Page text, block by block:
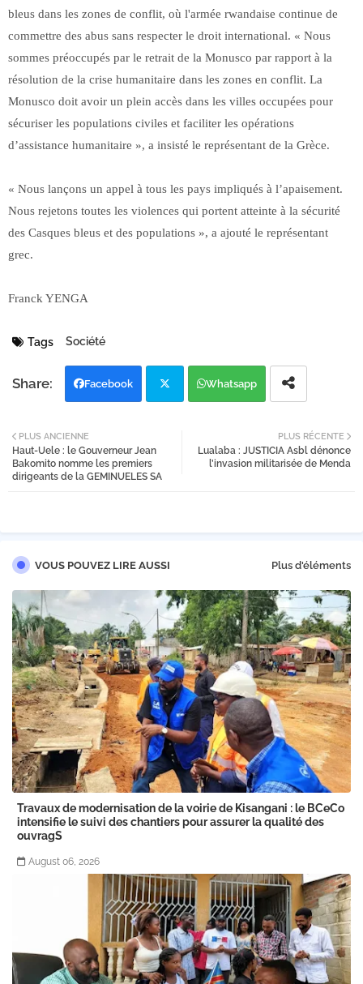
bleus dans les zones de conflit, où l'armée rwandaise continue de
commettre des abus sans respecter le droit international. « Nous
sommes préoccupés par le retrait de la Monusco par rapport à la
résolution de la crise humanitaire dans les zones en conflit. La
Monusco doit avoir un plein accès dans les villes occupées pour
sécuriser les populations civiles et faciliter les opérations
d’assistance humanitaire », a insisté le représentant de la Grèce.
« Nous lançons un appel à tous les pays impliqués à l’apaisement.
Nous rejetons toutes les violences qui portent atteinte à la sécurité
des Casques bleus et des populations », a ajouté le représentant
grec.
Franck YENGA
Tags Société
Facebook
tter
Whatsapp
PLUS RÉCENTE
Lualaba : JUSTICIA Asbl dénonce
l’invasion militarisée de Menda
PLUS ANCIENNE
Haut-Uele : le Gouverneur Jean
Bakomito nomme les premiers
dirigeants de la GEMINUELES SA
VOUS POUVEZ LIRE AUSSI Plus d'éléments
Travaux de modernisation de la voirie de Kisangani : le BCeCo
intensifie le suivi des chantiers pour assurer la qualité des
ouvragS
August 06, 2026